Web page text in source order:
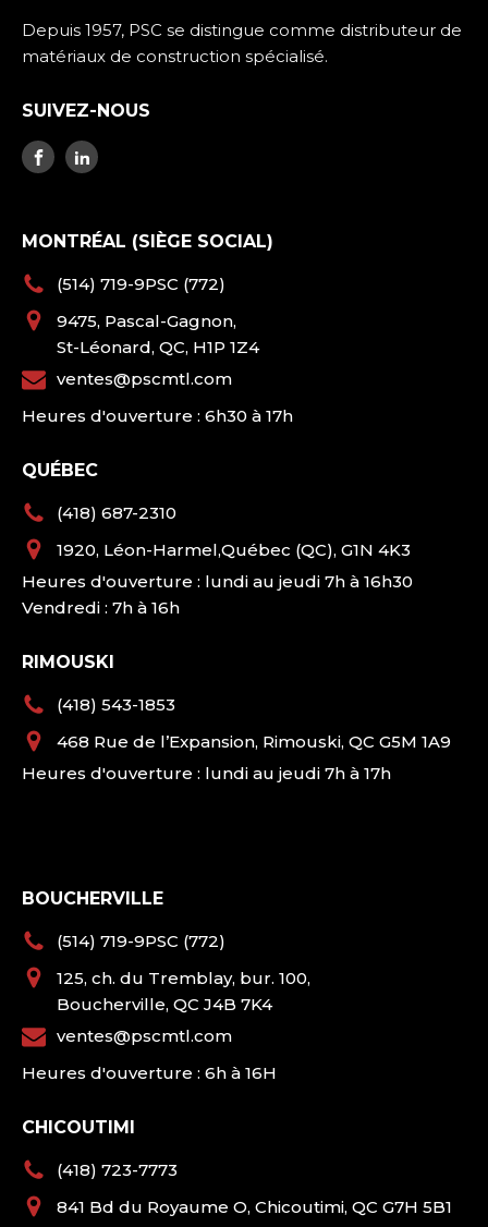
Depuis 1957, PSC se distingue comme distributeur de
matériaux de construction spécialisé.
SUIVEZ-NOUS
MONTRÉAL (SIÈGE SOCIAL)
(514) 719-9PSC (772)
9475, Pascal-Gagnon,
St-Léonard, QC, H1P 1Z4
ventes@pscmtl.com
Heures d'ouverture : 6h30 à 17h
QUÉBEC
(418) 687-2310
1920, Léon-Harmel,Québec (QC), G1N 4K3
Heures d'ouverture : lundi au jeudi 7h à 16h30
Vendredi : 7h à 16h
RIMOUSKI
(418) 543-1853
468 Rue de l’Expansion, Rimouski, QC G5M 1A9
Heures d'ouverture : lundi au jeudi 7h à 17h
BOUCHERVILLE
(514) 719-9PSC (772)
125, ch. du Tremblay, bur. 100,
Boucherville, QC J4B 7K4
ventes@pscmtl.com
Heures d'ouverture : 6h à 16H
CHICOUTIMI
(418) 723-7773
841 Bd du Royaume O, Chicoutimi, QC G7H 5B1